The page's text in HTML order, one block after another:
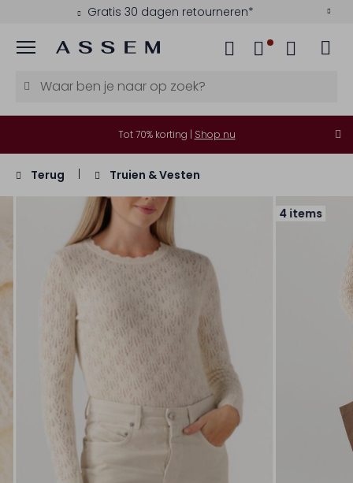
Gratis 30 dagen retourneren*
Menu
Tot 70% korting | Shop nu
Terug Truien & Vesten
4 items